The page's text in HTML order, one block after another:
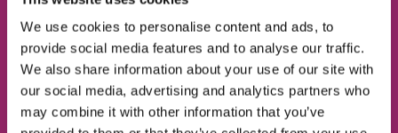
We use cookies to personalise content and ads, to
provide social media features and to analyse our traffic.
We also share information about your use of our site with
our social media, advertising and analytics partners who
may combine it with other information that you’ve
Записатися на урок